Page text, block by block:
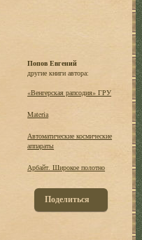
Попов Евгений
другие книги автора:
«Венгерская рапсодия» ГРУ
Materia
Автоматические космические
аппараты
Арбайт. Широкое полотно
Поделиться